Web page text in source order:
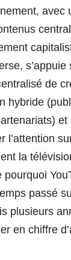
avec
s’appuie
de
hybride
et
l’attention
la
pourquoi
passé
plusieurs
en chiffre